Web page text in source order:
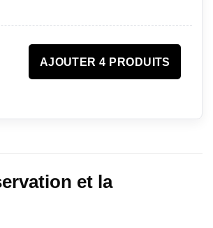
AJOUTER 4 PRODUITS
et la